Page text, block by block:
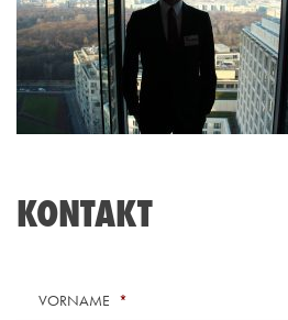
KONTAKT
VORNAME *